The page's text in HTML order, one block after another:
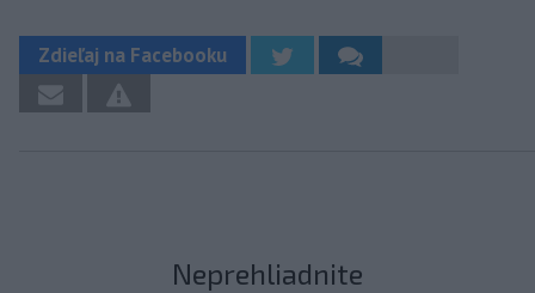
Zdieľaj na Facebooku
Neprehliadnite